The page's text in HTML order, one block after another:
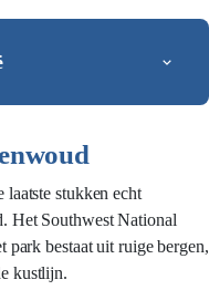
stukken echt
Het Southwest National
park bestaat uit ruige bergen,
kustlijn.